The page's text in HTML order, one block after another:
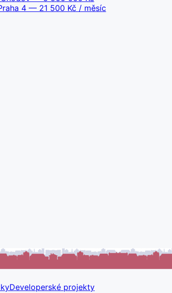
4 — 21 500 Kč / měsíc
Developerské projekty